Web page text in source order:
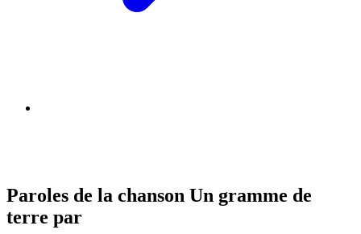
Paroles de la chanson Un gramme de
terre par